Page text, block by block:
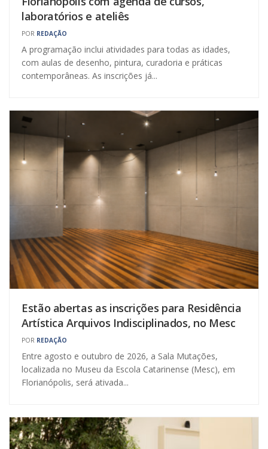
laboratórios e ateliês
POR REDAÇÃO
A programação inclui atividades para todas as idades,
com aulas de desenho, pintura, curadoria e práticas
contemporâneas. As inscrições já...
Estão abertas as inscrições para Residência
Artística Arquivos Indisciplinados, no Mesc
POR REDAÇÃO
Entre agosto e outubro de 2026, a Sala Mutações,
localizada no Museu da Escola Catarinense (Mesc), em
Florianópolis, será ativada...